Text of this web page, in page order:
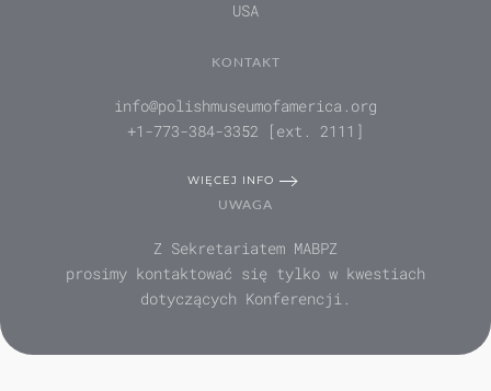
USA
KONTAKT
info@polishmuseumofamerica.org
+1-773-384-3352 [ext. 2111]
WIĘCEJ INFO
UWAGA
Z Sekretariatem MABPZ
prosimy kontaktować się tylko w kwestiach
dotyczących Konferencji.